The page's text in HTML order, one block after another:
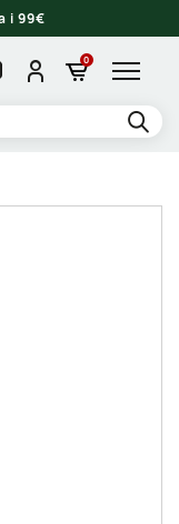
i 99€
0